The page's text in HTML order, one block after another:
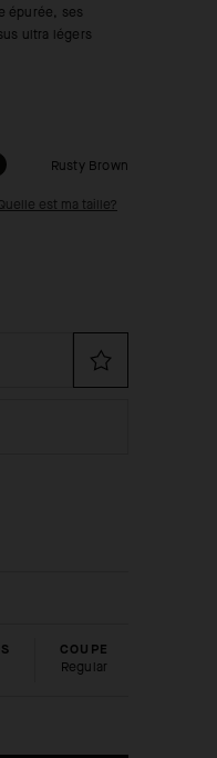
épurée, ses
ultra légers
Rusty Brown
est ma taille?
COUPE
regular